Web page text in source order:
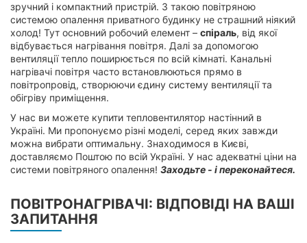
зручний і компактний пристрій. З такою повітряною
системою опалення приватного будинку не страшний ніякий
холод! Тут основний робочий елемент – спіраль, від якої
відбувається нагрівання повітря. Далі за допомогою
вентиляції тепло поширюється по всій кімнаті. Канальні
нагрівачі повітря часто встановлюються прямо в
повітропровід, створюючи єдину систему вентиляції та
обігріву приміщення.
У нас ви можете купити тепловентилятор настінний в
Україні. Ми пропонуємо різні моделі, серед яких завжди
можна вибрати оптимальну. Знаходимося в Києві,
доставляємо Поштою по всій Україні. У нас адекватні ціни на
системи повітряного опалення! Заходьте - і переконайтеся.
ПОВІТРОНАГРІВАЧІ: ВІДПОВІДІ НА ВАШІ
ЗАПИТАННЯ